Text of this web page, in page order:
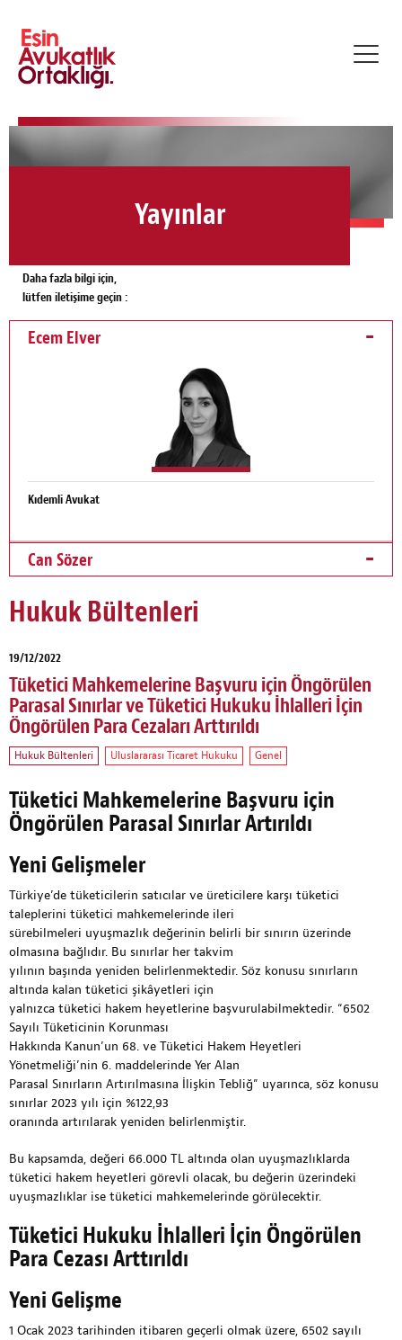
Yayınlar
Daha fazla bilgi için,
lütfen iletişime geçin :
Ecem Elver
Kıdemli Avukat
Can Sözer
Hukuk Bültenleri
19/12/2022
Tüketici Mahkemelerine Başvuru için Öngörülen
Parasal Sınırlar ve Tüketici Hukuku İhlalleri İçin
Öngörülen Para Cezaları Arttırıldı
Hukuk Bültenleri Uluslararası Ticaret Hukuku Genel
Tüketici Mahkemelerine Başvuru için
Öngörülen Parasal Sınırlar Artırıldı
Yeni Gelişmeler
Türkiye’de tüketicilerin satıcılar ve üreticilere karşı tüketici
taleplerini tüketici mahkemelerinde ileri
sürebilmeleri uyuşmazlık değerinin belirli bir sınırın üzerinde
olmasına bağlıdır. Bu sınırlar her takvim
yılının başında yeniden belirlenmektedir. Söz konusu sınırların
altında kalan tüketici şikâyetleri için
yalnızca tüketici hakem heyetlerine başvurulabilmektedir. “6502
Sayılı Tüketicinin Korunması
Hakkında Kanun’un 68. ve Tüketici Hakem Heyetleri
Yönetmeliği’nin 6. maddelerinde Yer Alan
Parasal Sınırların Artırılmasına İlişkin Tebliğ” uyarınca, söz konusu
sınırlar 2023 yılı için %122,93
oranında artırılarak yeniden belirlenmiştir.
Bu kapsamda, değeri 66.000 TL altında olan uyuşmazlıklarda
tüketici hakem heyetleri görevli olacak, bu değerin üzerindeki
uyuşmazlıklar ise tüketici mahkemelerinde görülecektir.
Tüketici Hukuku İhlalleri İçin Öngörülen
Para Cezası Arttırıldı
Yeni Gelişme
1 Ocak 2023 tarihinden itibaren geçerli olmak üzere, 6502 sayılı